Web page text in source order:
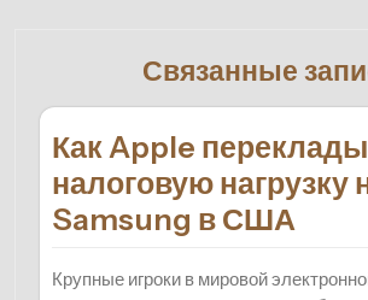
Связанные
Как Apple
налоговую нагрузку
Samsung в США
Крупные игроки в мировой